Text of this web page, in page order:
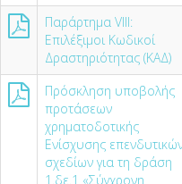
Παράρτημα VΙIΙ:
Επιλέξιμοι Κωδικοί
Δραστηριότητας (ΚΑΔ)
Πρόσκληση υποβολής
προτάσεων
χρηματοδοτικής
Ενίσχυσης
σχεδίων για τη δράση
1.δε.1 «Σύγχρονη